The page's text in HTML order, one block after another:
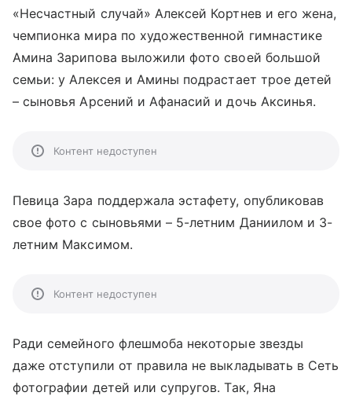
«Несчастный случай» Алексей Кортнев и его жена,
чемпионка мира по художественной гимнастике
Амина Зарипова выложили фото своей большой
семьи: у Алексея и Амины подрастает трое детей
– сыновья Арсений и Афанасий и дочь Аксинья.
Контент недоступен
Певица Зара поддержала эстафету, опубликовав
свое фото с сыновьями – 5-летним Даниилом и 3-
летним Максимом.
Контент недоступен
Ради семейного флешмоба некоторые звезды
даже отступили от правила не выкладывать в Сеть
фотографии детей или супругов. Так, Яна